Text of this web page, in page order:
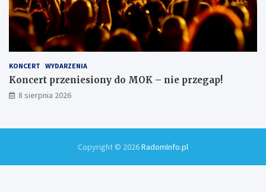
KONCERT WYDARZENIA
Koncert przeniesiony do MOK – nie przegap!
8 sierpnia 2026
Copyright © 2026RadomInfo.pl